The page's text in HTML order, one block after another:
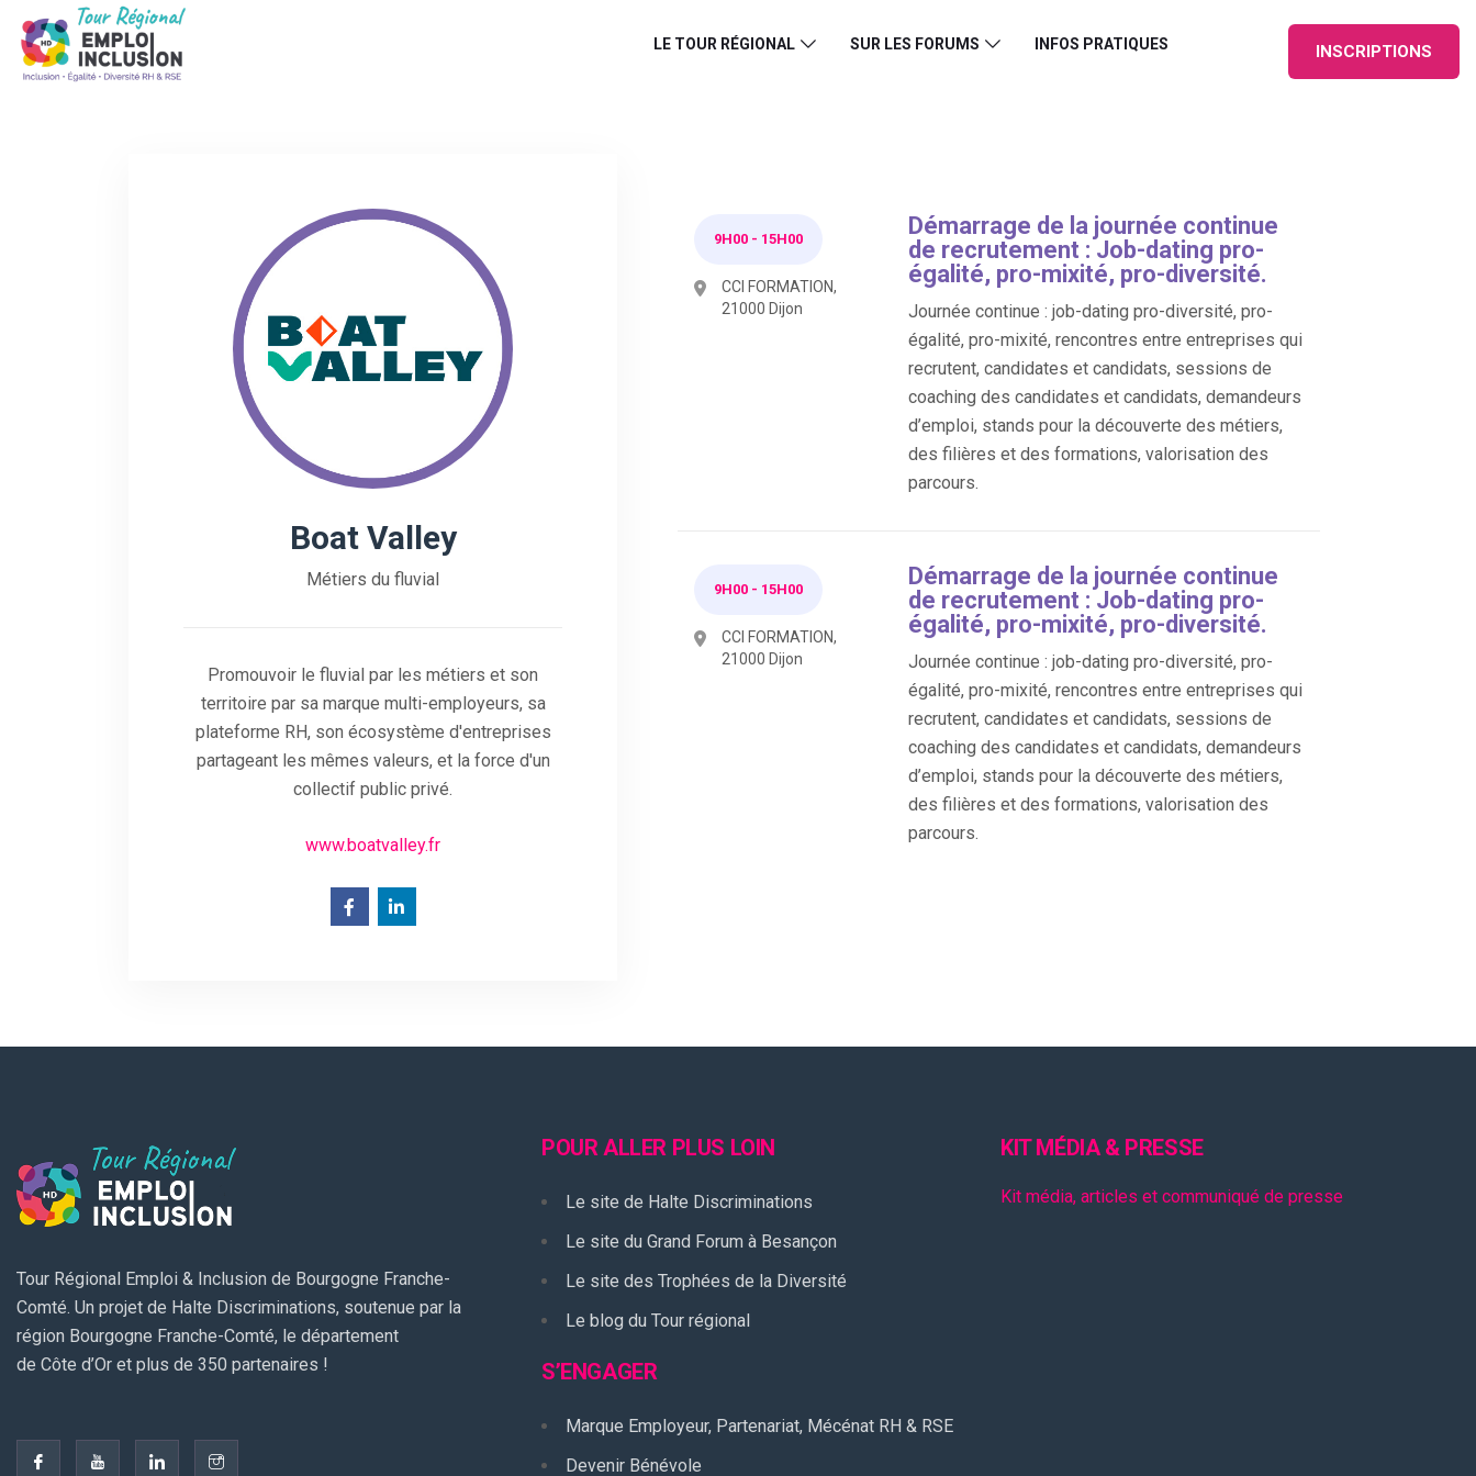
LE TOUR RÉGIONAL SUR LES FORUMS INFOS PRATIQUES INSCRIPTIONS
Boat Valley
Métiers du fluvial
Promouvoir le fluvial par les métiers et son
territoire par sa marque multi-employeurs, sa
plateforme RH, son écosystème d'entreprises
partageant les mêmes valeurs, et la force d'un
collectif public privé.
www.boatvalley.fr
9H00 - 15H00
CCI FORMATION,
21000 Dijon
Démarrage de la journée continue
de recrutement : Job-dating pro-
égalité, pro-mixité, pro-diversité.
Journée continue : job-dating pro-diversité, pro-
égalité, pro-mixité, rencontres entre entreprises qui
recrutent, candidates et candidats, sessions de
coaching des candidates et candidats, demandeurs
d’emploi, stands pour la découverte des métiers,
des filières et des formations, valorisation des
parcours.
9H00 - 15H00
CCI FORMATION,
21000 Dijon
Démarrage de la journée continue
de recrutement : Job-dating pro-
égalité, pro-mixité, pro-diversité.
Journée continue : job-dating pro-diversité, pro-
égalité, pro-mixité, rencontres entre entreprises qui
recrutent, candidates et candidats, sessions de
coaching des candidates et candidats, demandeurs
d’emploi, stands pour la découverte des métiers,
des filières et des formations, valorisation des
parcours.
Tour Régional Emploi & Inclusion de Bourgogne Franche-
Comté. Un projet de Halte Discriminations, soutenue par la
région Bourgogne Franche-Comté, le département
de Côte d’Or et plus de 350 partenaires !
POUR ALLER PLUS LOIN
Le site de Halte Discriminations
Le site du Grand Forum à Besançon
Le site des Trophées de la Diversité
Le blog du Tour régional
S’ENGAGER
Marque Employeur, Partenariat, Mécénat RH & RSE
Devenir Bénévole
KIT MÉDIA & PRESSE
Kit média, articles et communiqué de presse